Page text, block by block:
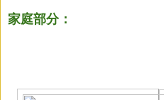
家庭部分：